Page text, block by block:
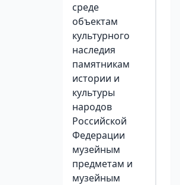
среде
объектам
культурного
наследия
памятникам
истории и
культуры
народов
Российской
Федерации
музейным
предметам и
музейным